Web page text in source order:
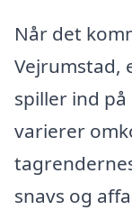
Når det
Vejrumstad,
spiller ind
varierer
snavs og